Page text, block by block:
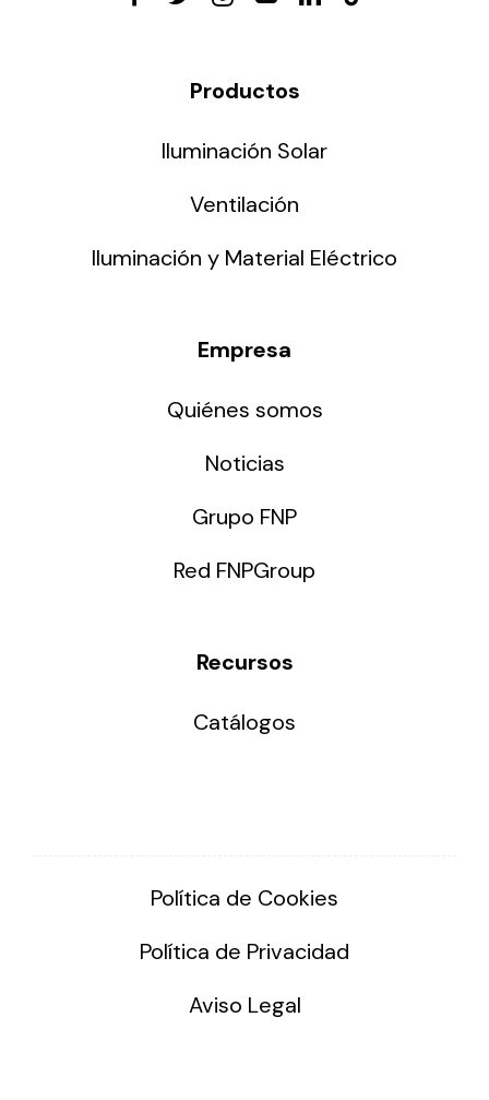
Productos
Iluminación Solar
Ventilación
Iluminación y Material Eléctrico
Empresa
Quiénes somos
Noticias
Grupo FNP
Red FNPGroup
Recursos
Catálogos
Política de Cookies
Política de Privacidad
Aviso Legal